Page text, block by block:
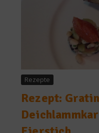
Rezepte
Rezept: